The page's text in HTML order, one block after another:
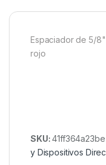
Espaciador de 5/
rojo
SKU:41ff364a23be
y Dispositivos